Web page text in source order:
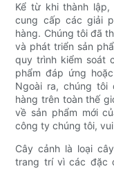
Kể từ khi thành lập,
cung cấp các giải
hàng. Chúng tôi đã
và phát triển sản
quy trình kiểm soát
phẩm đáp ứng
Ngoài ra, chúng tôi
hàng trên toàn thế
về sản phẩm mới
công ty chúng tôi,
Cây cảnh là loại
trang trí vì các đặc